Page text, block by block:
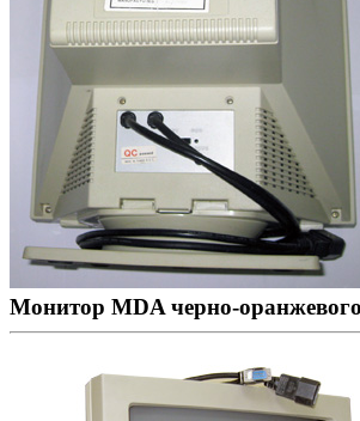
Монитор MDA черно-